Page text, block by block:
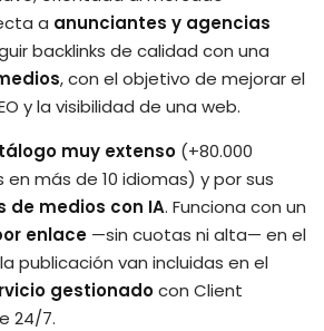
a anunciantes y agencias
backlinks de calidad con una
, con el objetivo de mejorar el
y la visibilidad de una web.
muy extenso (+80.000
más de 10 idiomas) y por sus
de medios con IA. Funciona con un
enlace —sin cuotas ni alta— en el
publicación van incluidas en el
gestionadocon Client
24/7.